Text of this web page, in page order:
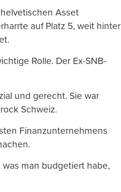
Asset
auf Platz 5, weit hinter
Rolle. Der Ex-SNB-
und gerecht. Sie war
Schweiz.
Finanzunternehmens
was man budgetiert habe,